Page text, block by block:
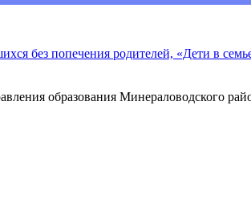
без попечения родителей, «Дети в
образования Минераловодского